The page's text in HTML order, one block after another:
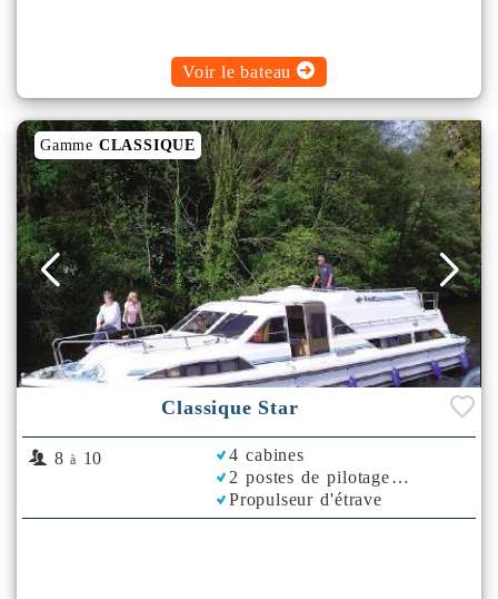
Voir le bateau
Gamme CLASSIQUE
Classique Star
8 à 10
4 cabines
2 postes de pilotage
Propulseur d'étrave